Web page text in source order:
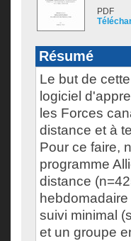
PDF
Résumé
Le but de
logiciel
les Forces
distance et à
Pour ce faire,
programme
distance
suivi minimal
et un groupe